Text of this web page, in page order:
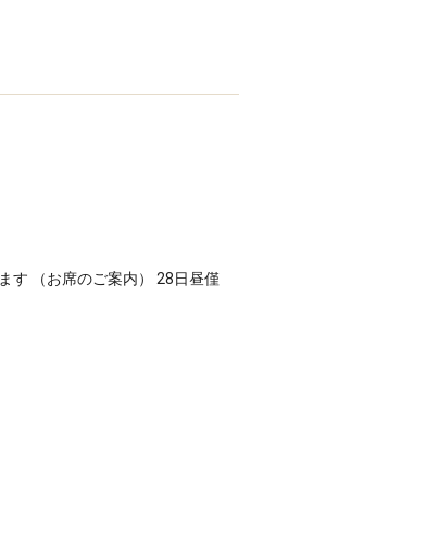
す （お席のご案内） 28日昼僅